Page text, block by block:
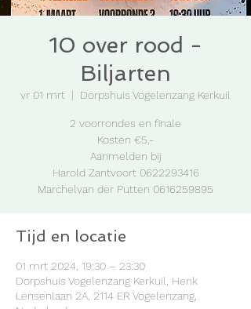
10 over rood -
Biljarten
vr 01 mrt
  |
Dorpshuis Vogelenzang Kerkuil
2 voorrondes en finale
Kosten €5,-
Aanmelden bij
Harold Zantvoort 0622293416
Tijd en locatie
01 mrt 2024, 19:30 – 23:30
Dorpshuis Vogelenzang Kerkuil, Henk
Lensenlaan 2A, 2114 ER Vogelenzang,